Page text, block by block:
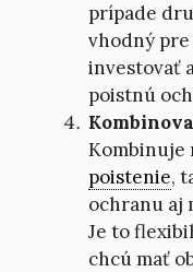
prípade
vhodný
investovať
poistnú
Kombinuje
poistenie,
ochranu aj
Je to
chcú mať